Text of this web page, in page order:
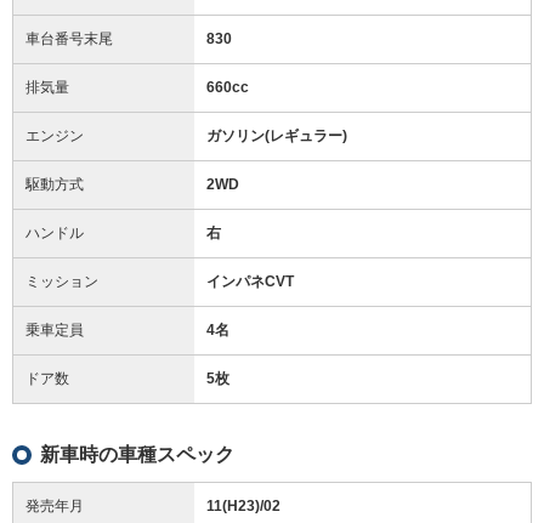
車台番号末尾 830
排気量 660cc
エンジン ガソリン(レギュラー)
駆動方式 2WD
ハンドル 右
ミッション インパネCVT
乗車定員 4名
ドア数 5枚
新車時の車種スペック
発売年月 11(H23)/02